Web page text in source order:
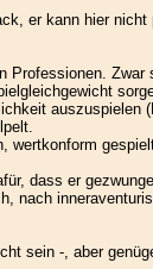
er kann hier
Professionen.
auszuspielen
dass er
nach
sein -, aber